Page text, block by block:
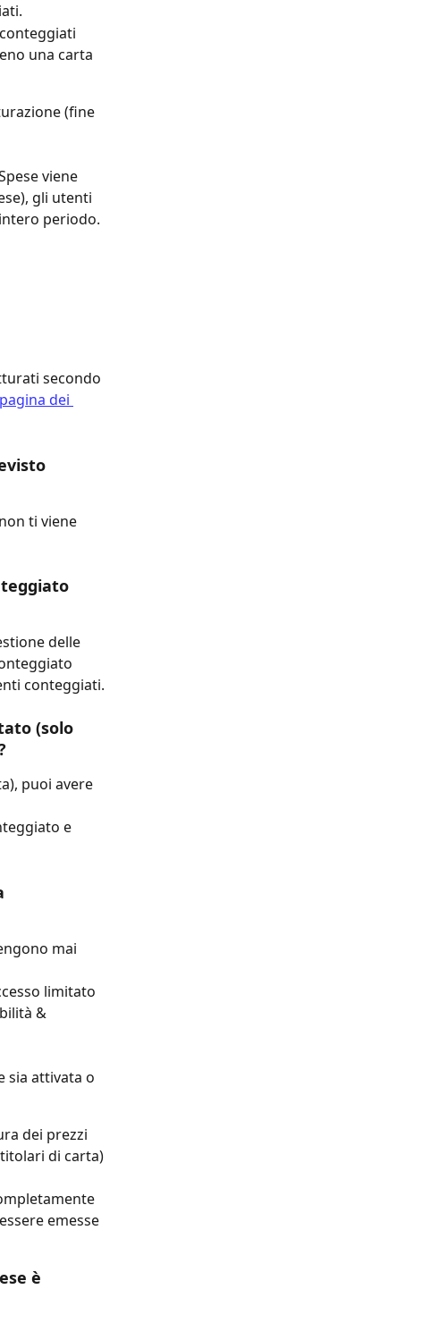
una carta
(fine
viene
gli utenti
periodo.
secondo
pagina dei
ti viene
delle
conteggiati.
(solo
puoi avere
e
mai
limitato
&
sia attivata o
dei prezzi
di carta)
emesse
è